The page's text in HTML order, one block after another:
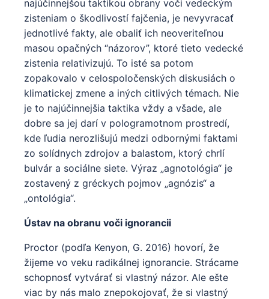
najúčinnejšou taktikou obrany voči vedeckým
zisteniam o škodlivostí fajčenia, je nevyvracať
jednotlivé fakty, ale obaliť ich neoveriteľnou
masou opačných “názorov”, ktoré tieto vedecké
zistenia relativizujú. To isté sa potom
zopakovalo v celospoločenských diskusiách o
klimatickej zmene a iných citlivých témach. Nie
je to najúčinnejšia taktika vždy a všade, ale
dobre sa jej darí v pologramotnom prostredí,
kde ľudia nerozlišujú medzi odbornými faktami
zo solídnych zdrojov a balastom, ktorý chrlí
bulvár a sociálne siete. Výraz „agnotológia“ je
zostavený z gréckych pojmov „agnózis“ a
„ontológia“.
Ústav na obranu voči ignorancii
Proctor (podľa Kenyon, G. 2016) hovorí, že
žijeme vo veku radikálnej ignorancie. Strácame
schopnosť vytvárať si vlastný názor. Ale ešte
viac by nás malo znepokojovať, že si vlastný